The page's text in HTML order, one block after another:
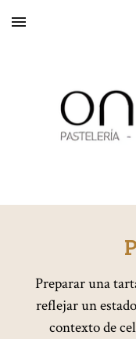
Skip to main content
Preparar una
reflejar un
contexto de